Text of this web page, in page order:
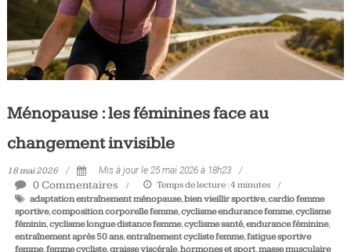
actualité
vélo
et
triathlon
Ménopause : les féminines face au
changement invisible
18 mai 2026 Mis à jour le 25 mai 2026 à 18h23
0 Commentaires Temps de lecture :4 minutes
adaptation entraînement ménopause,bien vieillir sportive,cardio femme
sportive,composition corporelle femme,cyclisme endurance femme,cyclisme
féminin,cyclisme longue distance femme,cyclisme santé,endurance féminine,
entraînement après 50 ans,entraînement cycliste femme,fatigue sportive
femme,femme cycliste,graisse viscérale,hormones et sport,masse musculaire